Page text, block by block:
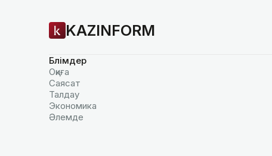
KAZINFORM
Бөлімдер
Оқиға
Саясат
Талдау
Экономика
Әлемде